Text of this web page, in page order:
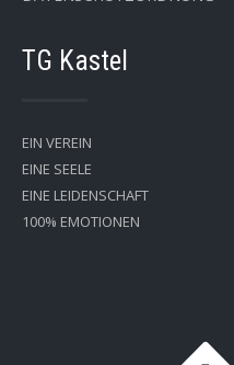
TG Kastel
EIN VEREIN
EINE SEELE
EINE LEIDENSCHAFT
100% EMOTIONEN